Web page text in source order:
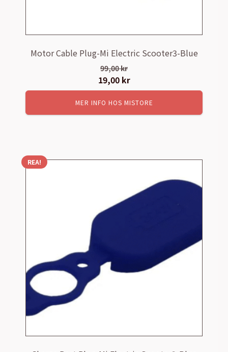
Motor Cable Plug-Mi Electric Scooter3-Blue
99,00kr
Det
ursprungliga
priset
var:
19,00 krDet
nuvarande
priset
är:
MER INFO HOS MISTORE
REA!